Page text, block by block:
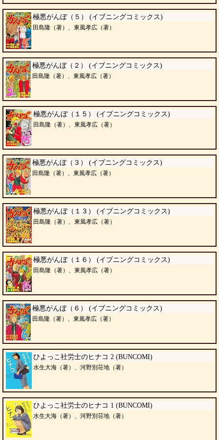
極悪がんぼ（５） (イブニングコミックス)
田島隆（著）、東風孝広（著）
極悪がんぼ（２） (イブニングコミックス)
田島隆（著）、東風孝広（著）
極悪がんぼ（１５） (イブニングコミックス)
田島隆（著）、東風孝広（著）
極悪がんぼ（３） (イブニングコミックス)
田島隆（著）、東風孝広（著）
極悪がんぼ（１３） (イブニングコミックス)
田島隆（著）、東風孝広（著）
極悪がんぼ（１６） (イブニングコミックス)
田島隆（著）、東風孝広（著）
極悪がんぼ（６） (イブニングコミックス)
田島隆（著）、東風孝広（著）
ひよっこ社労士のヒナコ 2 (BUNCOMI)
水生大海（著）、河野別荘地（著）
ひよっこ社労士のヒナコ 1 (BUNCOMI)
水生大海（著）、河野別荘地（著）